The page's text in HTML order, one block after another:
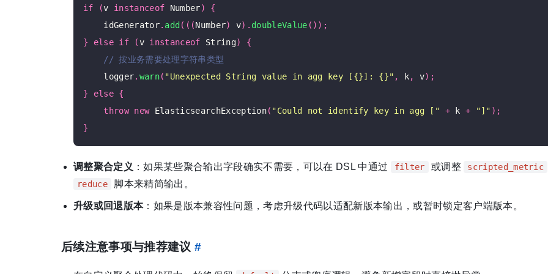
if (v instanceof Number)
{
    idGenerator
. add (((Number) v). doubleValue ());
}
else if (v instanceof String)
{
    logger
. warn( "Unexpected String value in agg key [{}]: {}" , k, v);
}
else {
throw new ElasticsearchException( "Could not identify key in agg [" + k + "]" );
}
调整聚合定义 ：如果某些聚合输出字段确实不需要，可以在 DSL 中通过 filter 或调整 scripted_metric
reduce 脚本来精简输出。
升级或回退版本：如果是版本兼容性问题，考虑升级代码以适配新版本输出，或暂时锁定客户端版本。
后续注意事项与推荐建议 #